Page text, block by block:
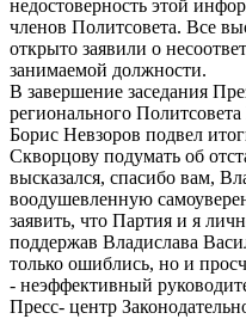
недостоверность этой
членов Политсовета. Все
открыто заявили о
занимаемой должности.
В завершение заседания
регионального
Борис Невзоров подвел
Скворцову подумать об
высказался, спасибо вам,
воодушевленную
заявить, что Партия и я
поддержав Владислава
только ошиблись, но и
- неэффективный
Пресс- центр